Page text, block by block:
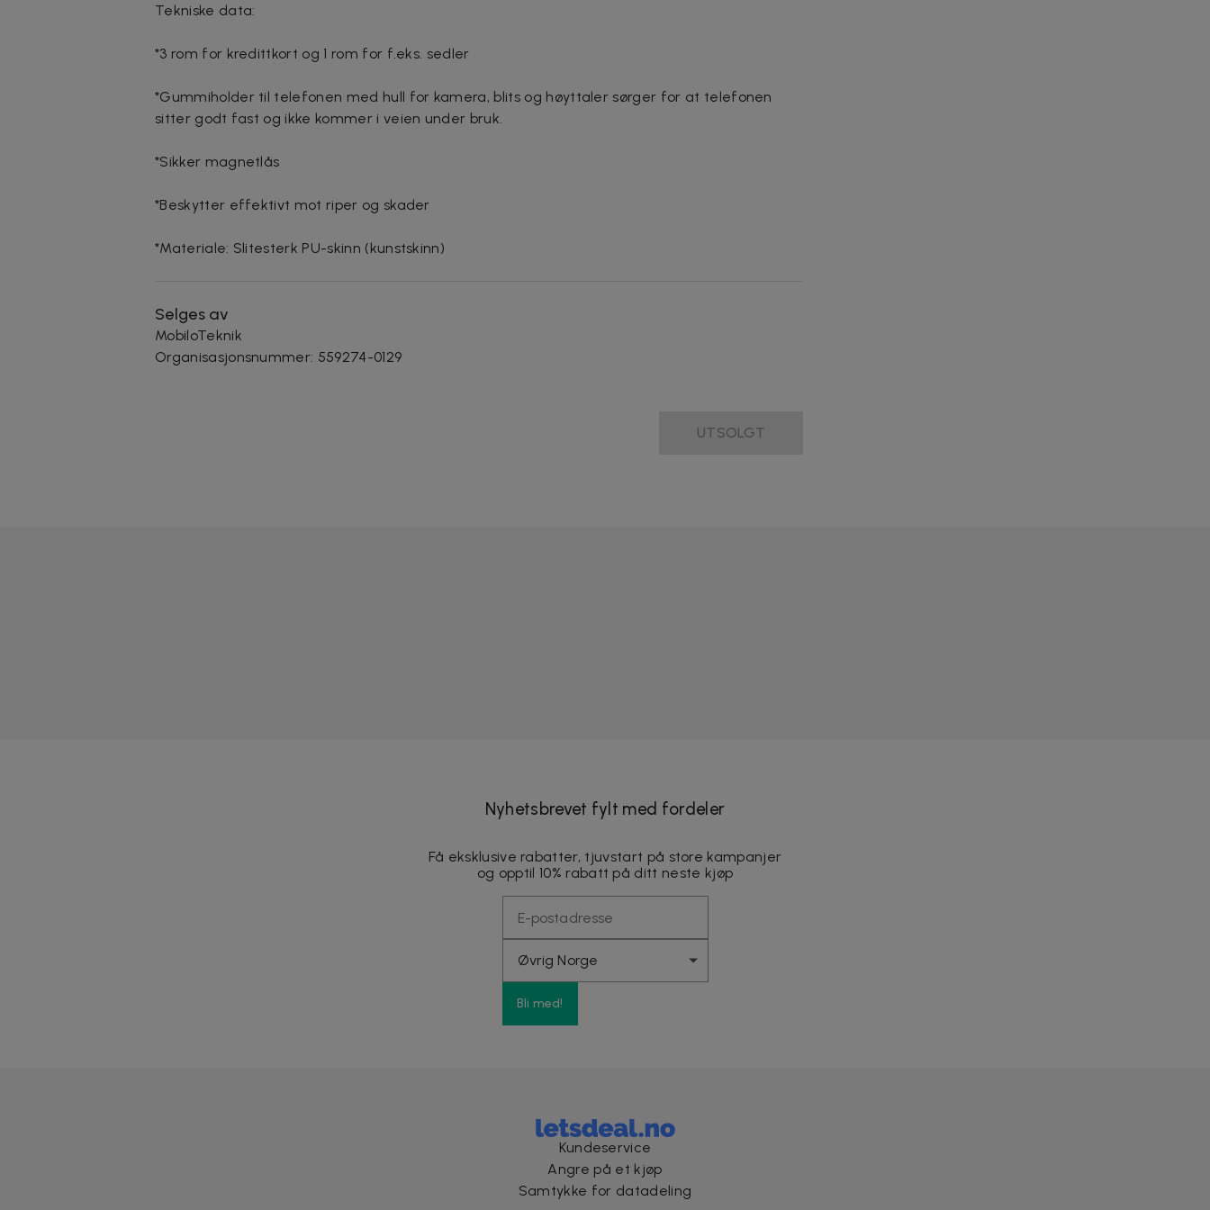
Tekniske data:
*3 rom for kredittkort og 1 rom for f.eks. sedler
*Gummiholder til telefonen med hull for kamera, blits og høyttaler sørger for at telefonen
sitter godt fast og ikke kommer i veien under bruk.
*Sikker magnetlås
*Beskytter effektivt mot riper og skader
*Materiale: Slitesterk PU-skinn (kunstskinn)
Selges av
MobiloTeknik
Organisasjonsnummer: 559274-0129
UTSOLGT
Nyhetsbrevet fylt med fordeler
Få eksklusive rabatter, tjuvstart på store kampanjer
og opptil 10% rabatt på ditt neste kjøp
Bli med!
Kundeservice
Angre på et kjøp
Samtykke for datadeling